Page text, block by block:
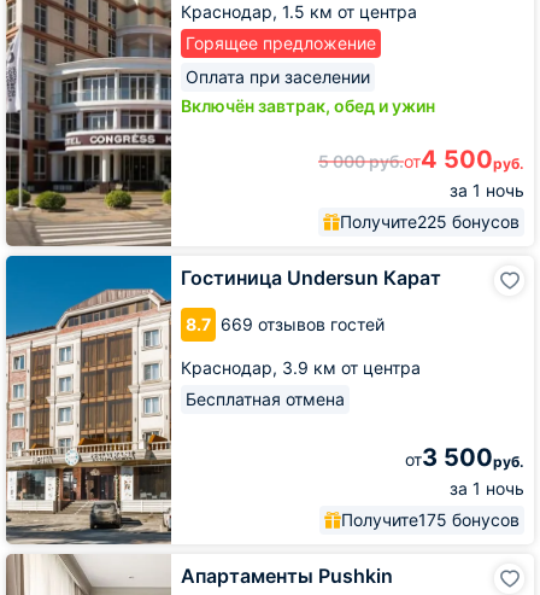
Краснодар, 1.5 км от центра
Горящее предложение
Оплата при заселении
Включён завтрак, обед и ужин
5 000руб.от4 500руб.
за 1 ночь
Получите225 бонусов
Гостиница Undersun Карат
8.7 669 отзывов гостей
Краснодар, 3.9 км от центра
Бесплатная отмена
от3 500руб.
за 1 ночь
Получите175 бонусов
Гостиница
Апартаменты Pushkin
Апартаменты
Pushkin